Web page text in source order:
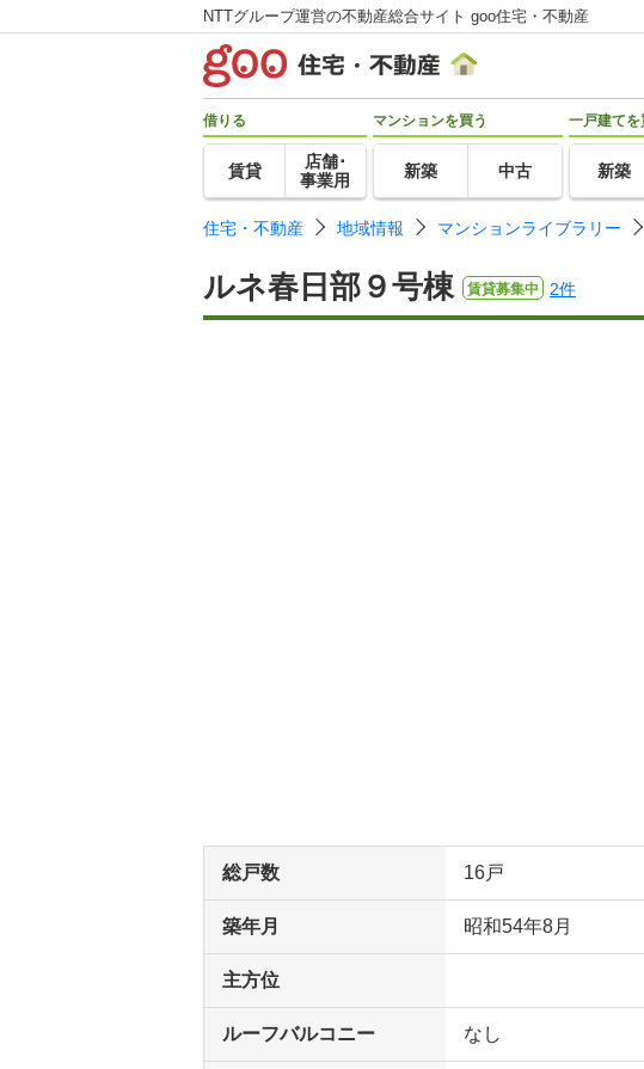
NTTグループ運営の不動産総合サイト goo住宅・不動産
借りる
賃貸
店舗･
事業用
マンションを買う
新築 中古
一戸建てを
新築
住宅・不動産 地域情報 マンションライブラリー
ルネ春日部９号棟 賃貸募集中 2件
総戸数 16戸
築年月 昭和54年8月
主方位
ルーフバルコニー なし